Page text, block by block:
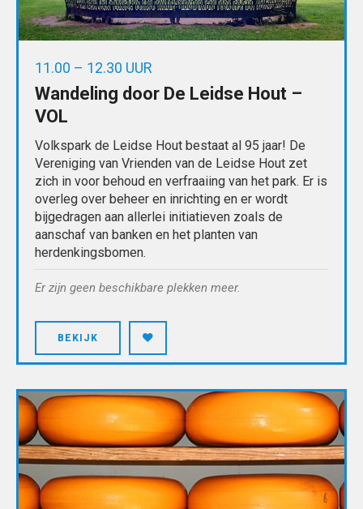
11.00 – 12.30 UUR
Wandeling door De Leidse Hout –
VOL
Volkspark de Leidse Hout bestaat al 95 jaar! De
Vereniging van Vrienden van de Leidse Hout zet
zich in voor behoud en verfraaiing van het park. Er is
overleg over beheer en inrichting en er wordt
bijgedragen aan allerlei initiatieven zoals de
aanschaf van banken en het planten van
herdenkingsbomen.
Er zijn geen beschikbare plekken meer.
BEKIJK